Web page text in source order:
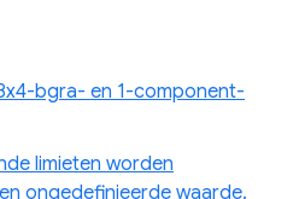
bgra- en 1-component-
limieten worden
ongedefinieerde waarde.